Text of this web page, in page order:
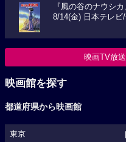
『風の谷のナウシカ
8/14(金) 日本テレビ
映画TV放
映画館を探す
都道府県から映画館
東京